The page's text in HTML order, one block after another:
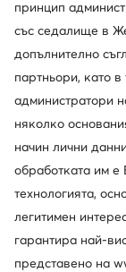
и ще се
един момент. Не
спортно палто в
късо зимно яке.
може да бъдат
подходите и към
Air Force в
и секунда пред
– от такива за
градска визия.
предназначение,
представа и кои
Мъжки обувки
въпроси
Nike Air Force
Ако харесвате
новите
редовно да
гарантираме
харесайте
магазина.
Бели мъжки
Всички бели
Според
принцип
със седалище в
допълнително
партньори, като
администратори
няколко
начин лични
обработката им е
технологията,
легитимен
гарантира най-
представено на